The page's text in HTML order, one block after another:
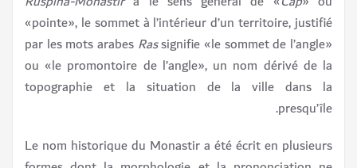
«pointe», le sommet à l’intérieur d’un territoire, justifié
par les mots arabes Rassignifie «le sommet de l’angle»
ou «le promontoire de l’angle», un nom dérivé de la
topographie et la situation de la ville dans la
presqu’île.
Le nom historique du Monastir a été écrit en plusieurs